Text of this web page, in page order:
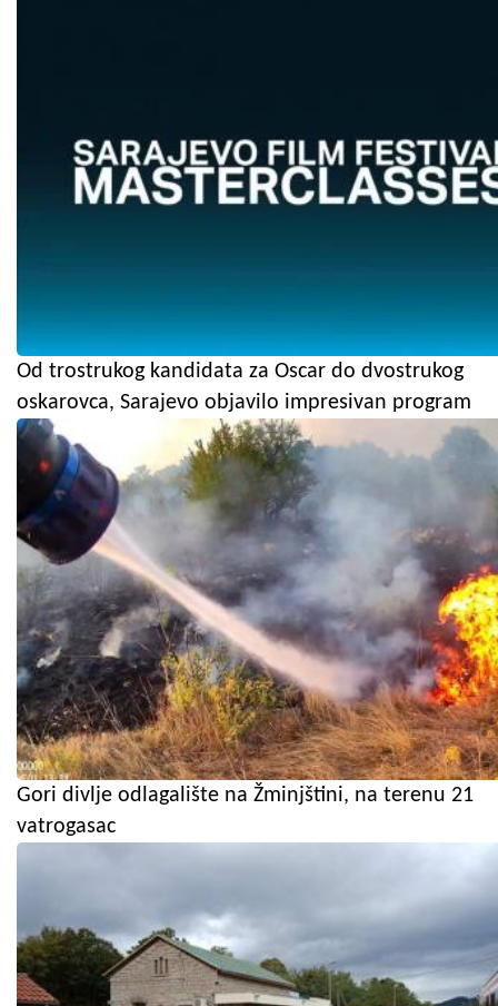
Od trostrukog kandidata za Oscar do dvostrukog
oskarovca, Sarajevo objavilo impresivan program
Gori divlje odlagalište na Žminjštini, na terenu 21
vatrogasac